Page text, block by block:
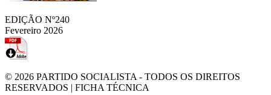
EDIÇÃO Nº240
Fevereiro 2026
© 2026 PARTIDO SOCIALISTA - TODOS OS DIREITOS
RESERVADOS | FICHA TÉCNICA